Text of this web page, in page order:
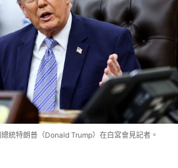
統特朗普（Donald Trump）在白宮會見記者。